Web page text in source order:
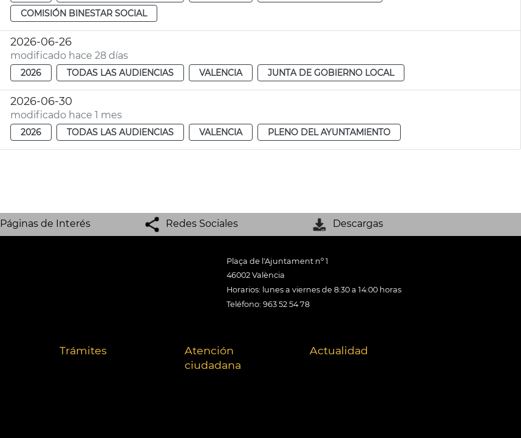
COMISIÓN BINESTAR SOCIAL
2026-06-26
modificado hace 28 días
2026 TODAS LAS AUDIENCIAS VALENCIA JUNTA DE GOBIERNO LOCAL
2026-06-30
modificado hace 1 mes
2026 TODAS LAS AUDIENCIAS VALENCIA PLENO DEL AYUNTAMIENTO
Páginas de Interés Redes Sociales Descargas
Plaça de l'Ajuntament nº 1
46002 València
Horarios: lunes a viernes de 8:30 a 14:00 horas
Teléfono: 963 52 54 78
Trámites
Atención
ciudadana
Actualidad